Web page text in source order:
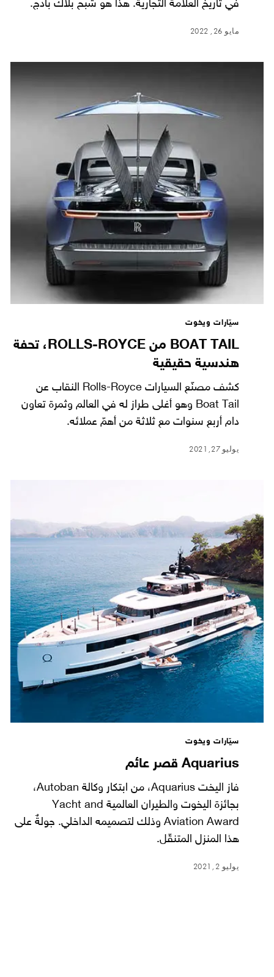
في تاريخ العلامة التجارية. هذا هو شبح بلاك بادج.
مايو 26, 2022
سيّارات ويخوت
BOAT TAIL من ROLLS-ROYCE، تحفة
هندسية حقيقية
كشف مصنّع السيارات Rolls-Royce النقاب عن
Boat Tail وهو أغلى طراز له في العالم وثمرة تعاون
دام أربع سنوات مع ثلاثة من أهمّ عملائه.
يوليو 27, 2021
سيّارات ويخوت
Aquarius قصر عائم
فاز اليخت Aquarius، من ابتكار وكالة Autoban،
بجائزة اليخوت والطيران العالمية Yacht and
Aviation Award وذلك لتصميمه الداخلي. جولةٌ على
هذا المنزل المتنقّل.
يوليو 2, 2021